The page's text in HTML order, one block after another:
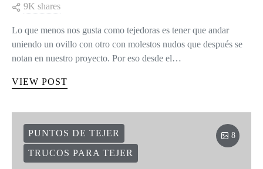
9K shares
Lo que menos nos gusta como tejedoras es tener que andar
uniendo un ovillo con otro con molestos nudos que después se
notan en nuestro proyecto. Por eso desde el…
VIEW POST
PUNTOS DE TEJER
TRUCOS PARA TEJER
8